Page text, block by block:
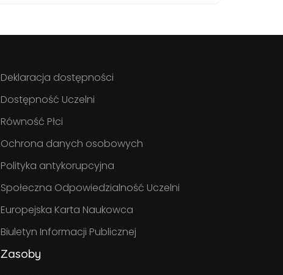
Deklaracja dostępności
Dostępność Uczelni
Równość Płci
Ochrona danych osobowych
Polityka antykorupcyjna
Społeczna Odpowiedzialność Uczelni
Europejska Karta Naukowca
Biuletyn Informacji Publicznej
Zasoby